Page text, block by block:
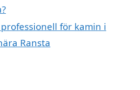
för kamin i
Ransta